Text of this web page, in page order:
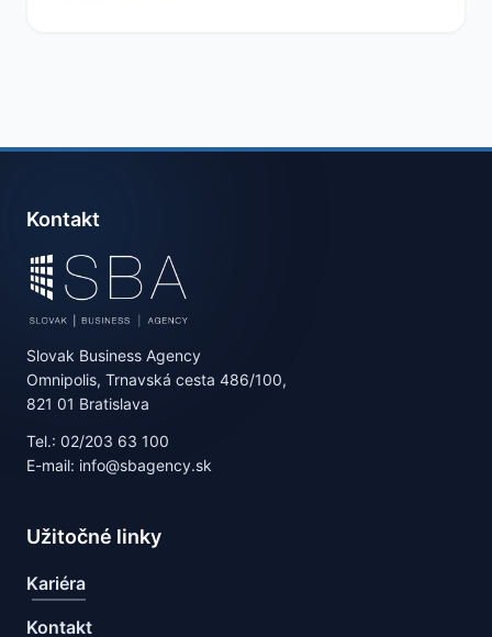
Kontakt
Slovak Business Agency
Omnipolis, Trnavská cesta 486/100,
821 01 Bratislava
Tel.: 02/203 63 100
E-mail: info@sbagency.sk
Užitočné linky
Kariéra
Kontakt